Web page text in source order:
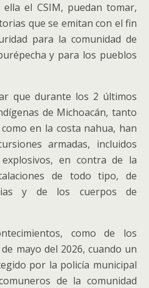
el CSIM, puedan tomar,
que se emitan con el fin
para la comunidad de
y para los pueblos
que durante los 2 últimos
de Michoacán, tanto
en la costa nahua, han
armadas, incluidos
en contra de la
de todo tipo, de
y de los cuerpos de
como de los
mayo del 2026, cuando un
por la policía municipal
de la comunidad